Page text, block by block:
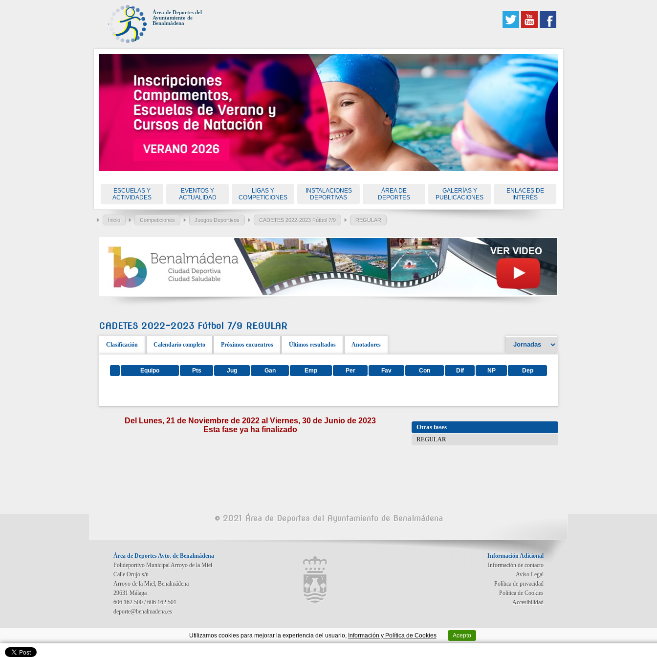
Área de Deportes del
Ayuntamiento de
Benalmádena
ESCUELAS Y
ACTIVIDADES
EVENTOS Y
ACTUALIDAD
LIGAS Y
COMPETICIONES
INSTALACIONES
DEPORTIVAS
ÁREA DE
DEPORTES
GALERÍAS Y
PUBLICACIONES
ENLACES DE
INTERÉS
Inicio Competiciones Juegos Deportivos CADETES 2022-2023 Fútbol 7/9 REGULAR
CADETES 2022-2023 Fútbol 7/9 REGULAR
Clasificación Calendario completo Próximos encuentros Últimos resultados Anotadores
Equipo Pts Jug Gan Emp Per Fav Con Dif NP Dep
Del Lunes, 21 de Noviembre de 2022 al Viernes, 30 de Junio de 2023
Esta fase ya ha finalizado
Otras fases
REGULAR
© 2021 Área de Deportes del Ayuntamiento de Benalmádena
Área de Deportes Ayto. de Benalmádena
Polideportivo Municipal Arroyo de la Miel
Calle Orujo s/n
Arroyo de la Miel, Benalmádena
29631 Málaga
606 162 500 / 606 162 501
deporte@benalmadena.es
Información Adicional
Información de contacto
Aviso Legal
Política de privacidad
Política de Cookies
Accesibilidad
Utilizamos cookies para mejorar la experiencia del usuario, Información y Política de Cookies Acepto